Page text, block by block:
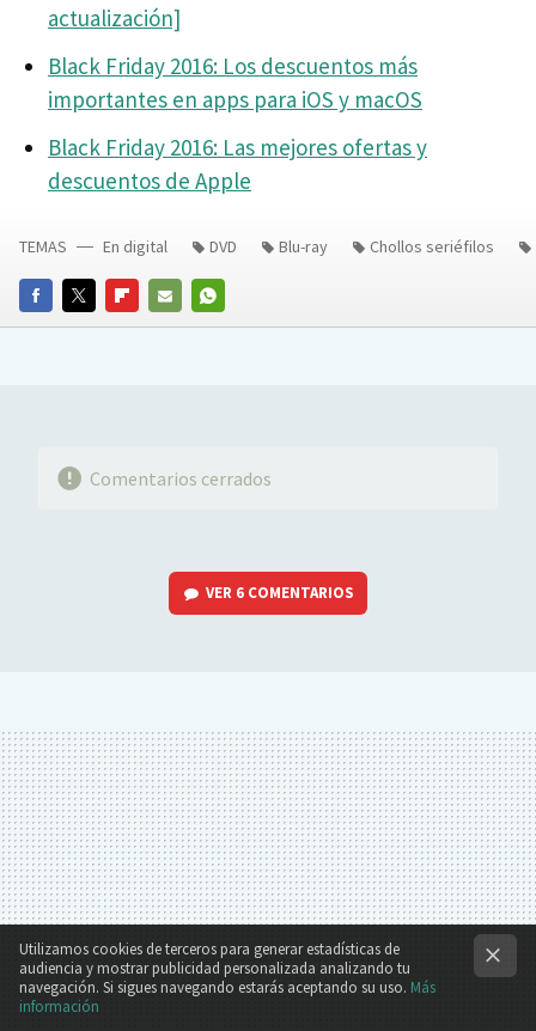
actualización]
Black Friday 2016: Los descuentos más
importantes en apps para iOS y macOS
Black Friday 2016: Las mejores ofertas y
descuentos de Apple
FACEBOOKTWITTERFLIPBOARD
E-
WHATSAPP
TEMAS En digital DVD Blu-ray Chollos seriéfilos
Comentarios cerrados
VER 6 COMENTARIOS
Utilizamos cookies de terceros para generar estadísticas de
audiencia y mostrar publicidad personalizada analizando tu
navegación. Si sigues navegando estarás aceptando su uso. Más
información